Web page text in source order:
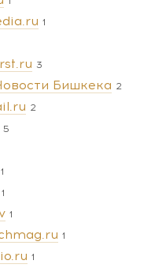
1
3
Бишкека 2
2
5
1
1
1
1
1